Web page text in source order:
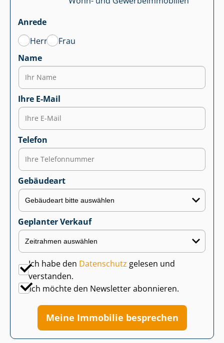
Anrede
Herr
Frau
Name
Ihre E-Mail
Telefon
Gebäudeart
Geplanter Verkauf
Ich habe den Datenschutz gelesen und
verstanden.
Ich möchte den Newsletter abonnieren.
Meine Immobilie besprechen